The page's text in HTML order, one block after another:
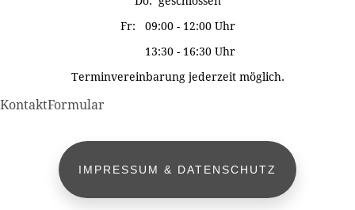
Fr: 09:00 - 12:00 Uhr
13:30 - 16:30 Uhr
Terminvereinbarung jederzeit möglich.
KontaktFormular
IMPRESSUM & DATENSCHUTZ